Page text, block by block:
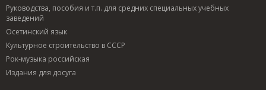
Руководства, пособия и т.п. для средних специальных учебных
заведений
Осетинский язык
Культурное строительство в СССР
Рок-музыка российская
Издания для досуга